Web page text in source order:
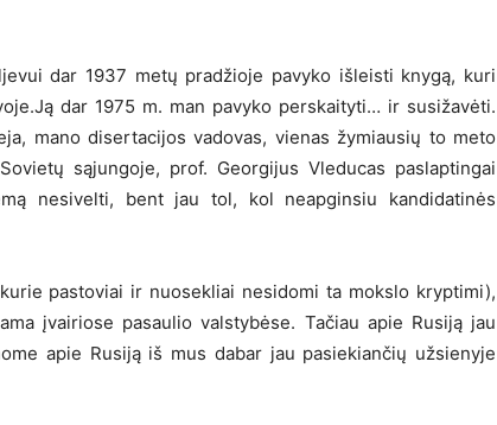
dar 1937 metų pradžioje pavyko išleisti knygą, kuri
dar 1975 m. man pavyko perskaityti… ir susižavėti.
mano disertacijos vadovas, vienas žymiausių to meto
sąjungoje, prof. Georgijus Vleducas paslaptingai
nesivelti, bent jau tol, kol neapginsiu kandidatinės
pastoviai ir nuosekliai nesidomi ta mokslo kryptimi),
įvairiose pasaulio valstybėse. Tačiau apie Rusiją jau
apie Rusiją iš mus dabar jau pasiekiančių užsienyje